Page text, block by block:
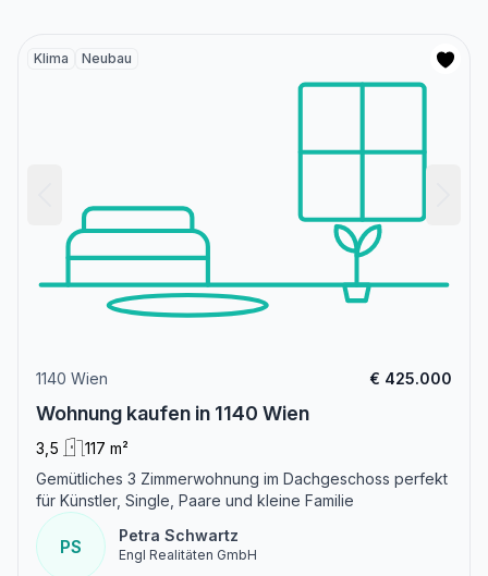
Klima Neubau
1140 Wien € 425.000
Wohnung kaufen in 1140 Wien
3,5
117 m²
Gemütliches 3 Zimmerwohnung im Dachgeschoss perfekt
für Künstler, Single, Paare und kleine Familie
PS
Petra Schwartz
Engl Realitäten GmbH